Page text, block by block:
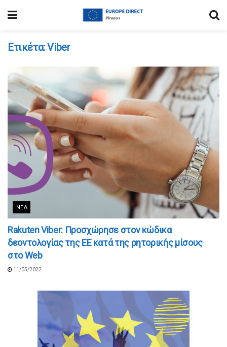
Ετικέτα:Viber
ΝΈΑ
Rakuten Viber: Προσχώρησε στον κώδικα
δεοντολογίας της ΕΕ κατά της ρητορικής μίσους
στο Web
11/05/2022